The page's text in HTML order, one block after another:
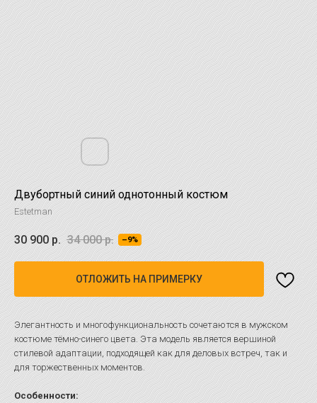
Двубортный синий однотонный костюм
Estetman
30 900 р. 34 000 р. –9%
ОТЛОЖИТЬ НА ПРИМЕРКУ
Элегантность и многофункциональность сочетаются в мужском
костюме тёмно-синего цвета. Эта модель является вершиной
стилевой адаптации, подходящей как для деловых встреч, так и
для торжественных моментов.
Особенности: